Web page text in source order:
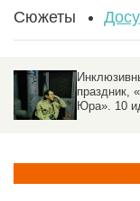
Сюжеты
праздник,
Юра». 10